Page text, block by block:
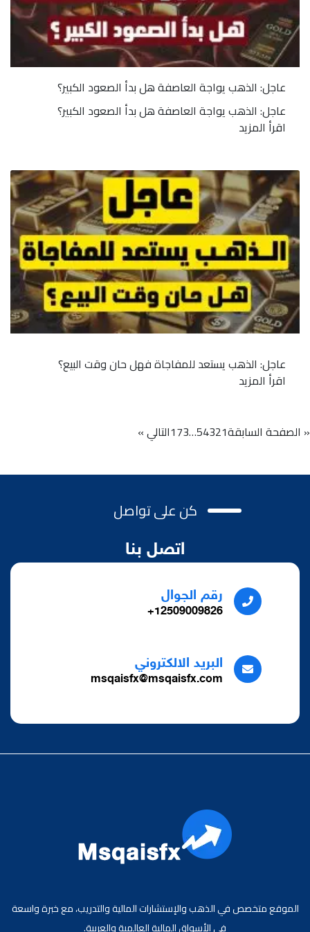
عاجل: الذهب يواجة العاصفة هل بدأ الصعود الكبير؟
عاجل: الذهب يواجة العاصفة هل بدأ الصعود الكبير؟
اقرأ المزيد
عاجل: الذهب يستعد للمفاجاة فهل حان وقت البيع؟
اقرأ المزيد
« الصفحة السابقة1
2
3
4
5
…
173التالي »
كن على تواصل
اتصل بنا
رقم الجوال
12509009826+
البريد الالكتروني
msqaisfx@msqaisfx.com
الموقع متخصص في الذهب والإستشارات المالية والتدريب، مع خبرة واسعة
في الأسواق المالية العالمية والعربية.